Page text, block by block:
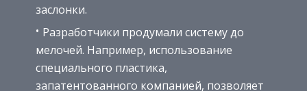
заслонки.
Разработчики продумали систему до
мелочей. Например, использование
специального пластика,
запатентованного компанией, позволяет